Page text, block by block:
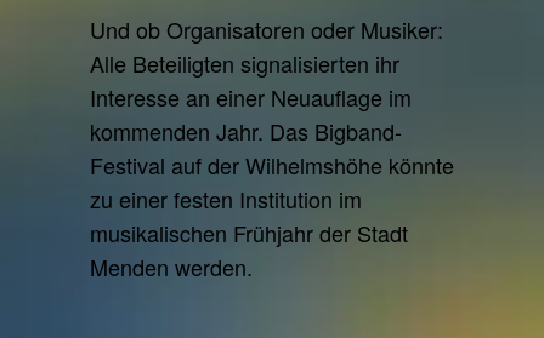
Und ob Organisatoren oder Musiker:
Alle Beteiligten signalisierten ihr
Interesse an einer Neuauflage im
kommenden Jahr. Das Bigband-
Festival auf der Wilhelmshöhe könnte
zu einer festen Institution im
musikalischen Frühjahr der Stadt
Menden werden.